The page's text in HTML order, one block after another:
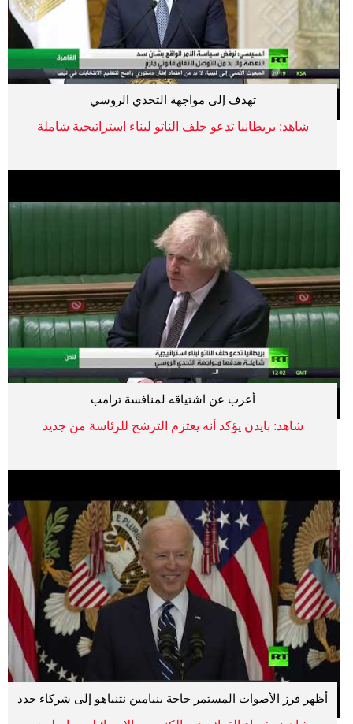
تهدف إلى مواجهة التحدي الروسي
شاهد: بريطانيا تدعو حلف الناتو لبناء استراتيجية شاملة
أعرب عن اشتياقه لمنافسة ترامب
شاهد: بايدن يؤكد أنه يعتزم الترشح للرئاسة من جديد
أظهر فرز الأصوات المستمر حاجة بنيامين نتنياهو إلى شركاء جدد